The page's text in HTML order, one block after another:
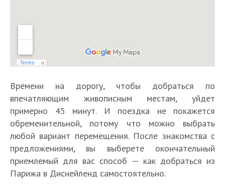
Времени на дорогу, чтобы добраться по
впечатляющим живописным местам, уйдет
примерно 45 минут. И поездка не покажется
обременительной, потому что можно выбрать
любой вариант перемещения. После знакомства с
предложениями, вы выберете окончательный
приемлемый для вас способ — как добраться из
Парижа в Диснейленд самостоятельно.